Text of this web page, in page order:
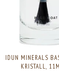
IDUN MINERALS
KRISTALL,